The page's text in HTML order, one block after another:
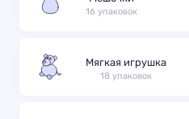
16 упаковок
Мягкая игрушка
18 упаковок